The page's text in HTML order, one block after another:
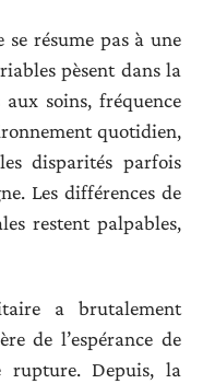
se résume pas à une
pèsent dans la
aux soins, fréquence
quotidien,
disparités parfois
Les différences de
restent palpables,
a brutalement
de l’espérance de
Depuis, la